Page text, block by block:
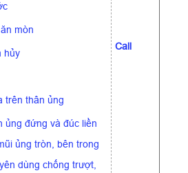
mòn
thân ủng
đứng và đúc liền
ủng tròn, bên trong
dùng chống trượt,
Call